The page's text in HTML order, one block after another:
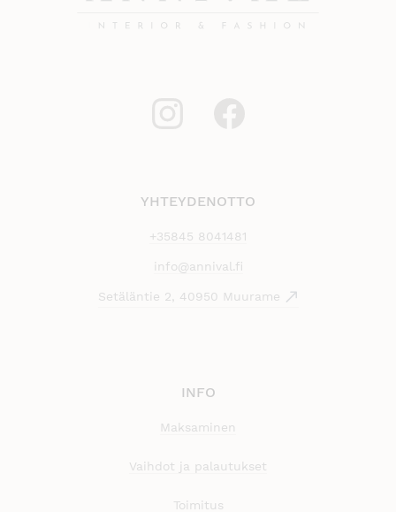
YHTEYDENOTTO
+35845 8041481
info@annival.fi
Setäläntie 2, 40950 Muurame
INFO
Maksaminen
Vaihdot ja palautukset
Toimitus